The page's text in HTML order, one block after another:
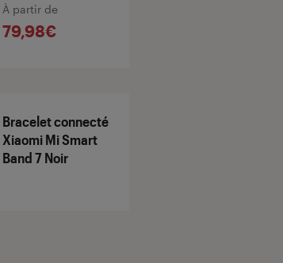
À partir de
79,98€
Bracelet connecté
Xiaomi Mi Smart
Band 7 Noir